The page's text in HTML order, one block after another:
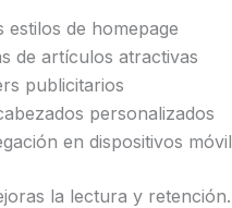
estilos de homepage
de artículos atractivas
publicitarios
personalizados
en dispositivos
la lectura y